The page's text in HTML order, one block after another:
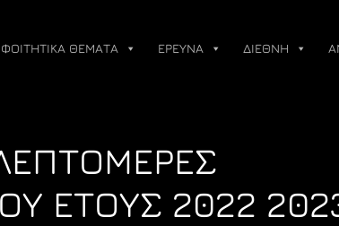
ΦΟΙΤΗΤΙΚΑ ΘΕΜΑΤΑ ΕΡΕΥΝΑ ΔΙΕΘΝΗ
ΕΤΟΥΣ 2022